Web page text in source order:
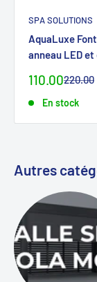
SPA SOLUTIONS
AquaLuxe
anneau LED
Prix
110.00Prix
220.00
En stock
Autres